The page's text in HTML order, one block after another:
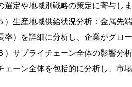
選定や地域別戦略の策定に寄与しま
５）生産地域供給状況分析：金属先
率）を詳細に分析し、企業がグロ
６）サプライチェーン全体の影響分
ェーン全体を包括的に分析し、市